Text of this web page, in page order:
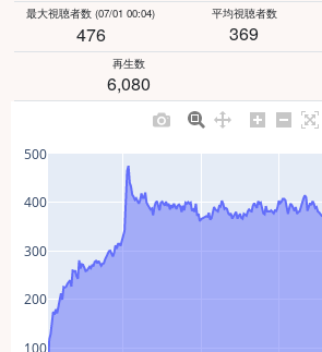
最大視聴者数 (07/01 00:04)
476
平均視聴者数
369
再生数
6,080
100
200
300
400
500